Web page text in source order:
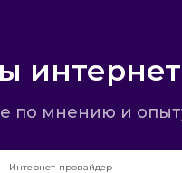
по мнению и
Интернет-провайдер